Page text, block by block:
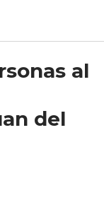
al
del